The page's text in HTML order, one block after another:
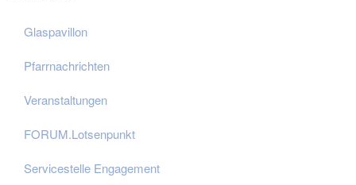
Glaspavillon
Pfarrnachrichten
Veranstaltungen
FORUM.Lotsenpunkt
Servicestelle Engagement